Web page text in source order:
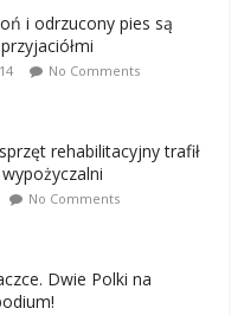
i odrzucony pies są
No Comments
rehabilitacyjny trafił
No Comments
Dwie Polki na